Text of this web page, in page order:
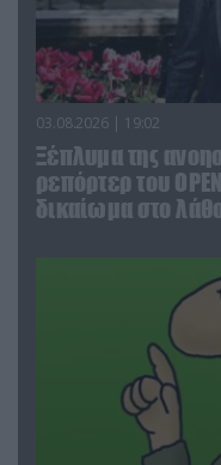
03.08.2026 | 19:02
Ξέπλυμα της
ρεπόρτερ του
δικαίωμα στο